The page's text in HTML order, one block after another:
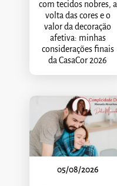
com tecidos nobres, a
volta das cores e o
valor da decoração
afetiva: minhas
considerações finais
da CasaCor 2026
05/08/2026